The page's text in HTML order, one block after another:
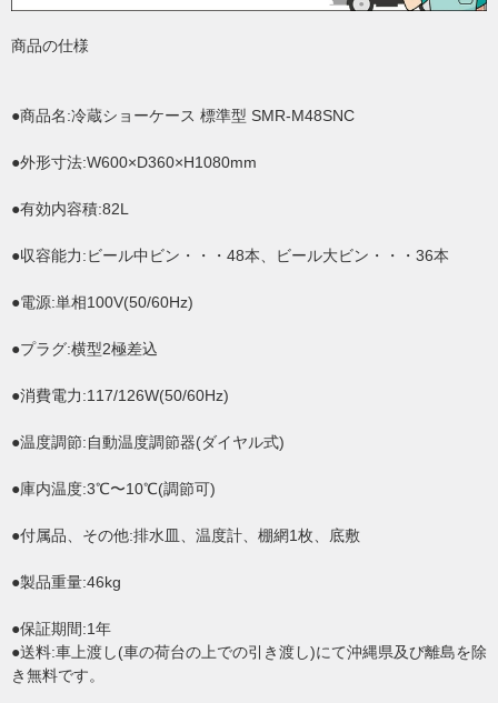
商品の仕様
●商品名:冷蔵ショーケース 標準型 SMR-M48SNC
●外形寸法:W600×D360×H1080mm
●有効内容積:82L
●収容能力:ビール中ビン・・・48本、ビール大ビン・・・36本
●電源:単相100V(50/60Hz)
●プラグ:横型2極差込
●消費電力:117/126W(50/60Hz)
●温度調節:自動温度調節器(ダイヤル式)
●庫内温度:3℃〜10℃(調節可)
●付属品、その他:排水皿、温度計、棚網1枚、底敷
●製品重量:46kg
●保証期間:1年
●送料:車上渡し(車の荷台の上での引き渡し)にて沖縄県及び離島を除
き無料です。